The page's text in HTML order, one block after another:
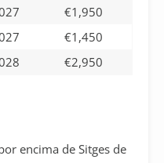
€1,950
€1,450
€2,950
encima de Sitges de